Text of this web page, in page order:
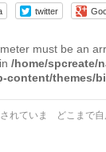
twitter
must be an
in/home/spcreate/
content/themes/
れていま
どこまで